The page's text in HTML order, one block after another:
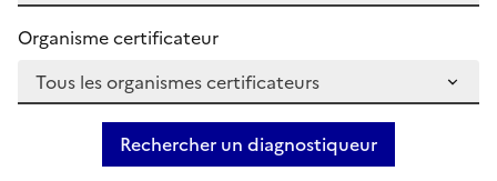
Organisme certificateur
Rechercher un diagnostiqueur